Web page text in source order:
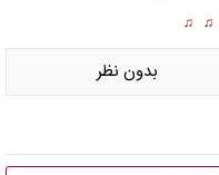
♫ ♫
بدون نظر